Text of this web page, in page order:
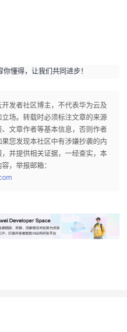
懂得，让我们共同进步！
开发者社区博主，不代表华为云及
场。转载时必须标注文章的来源
、文章作者等基本信息，否则作者
您发现本社区中有涉嫌抄袭的内
并提供相关证据，一经查实，本
，举报邮箱：